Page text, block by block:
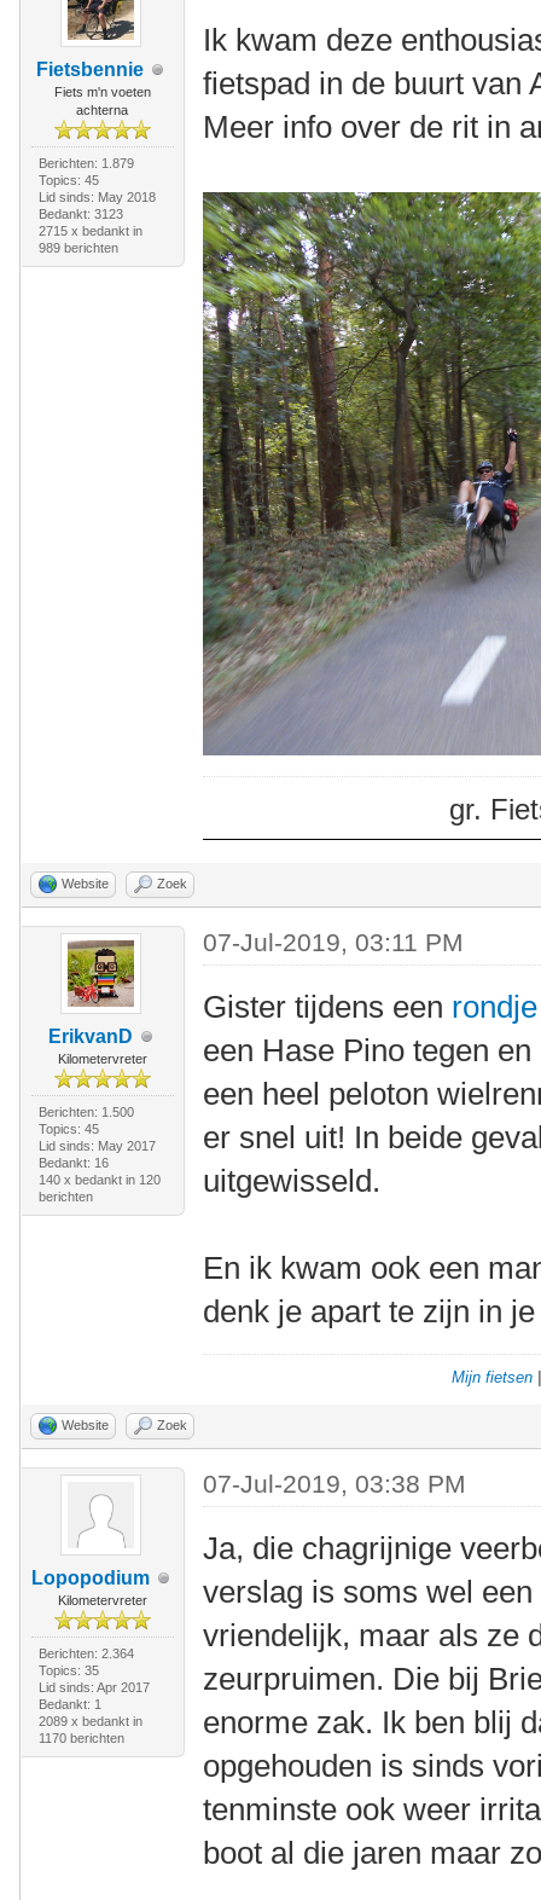
Fietsbennie
Fiets m'n voeten
achterna
Berichten: 1.879
Topics: 45
Lid sinds: May 2018
Bedankt: 3123
2715 x bedankt in
989 berichten
Ik kwam deze
fietspad in de buurt van
Meer info over de rit in
gr.
Website Zoek
ErikvanD
Kilometervreter
Berichten: 1.500
Topics: 45
Lid sinds: May 2017
Bedankt: 16
140 x bedankt in 120
berichten
07-Jul-2019, 03:11 PM
Gister tijdens een
een Hase Pino tegen
een heel peloton
er snel uit! In beide
uitgewisseld.
En ik kwam ook een
denk je apart te zijn in
Mijn fietsen
Website Zoek
Lopopodium
Kilometervreter
Berichten: 2.364
Topics: 35
Lid sinds: Apr 2017
Bedankt: 1
2089 x bedankt in
1170 berichten
07-Jul-2019, 03:38 PM
Ja, die chagrijnige
verslag is soms wel
vriendelijk, maar als ze
zeurpruimen. Die bij
enorme zak. Ik ben blij
opgehouden is sinds
tenminste ook weer
boot al die jaren maar